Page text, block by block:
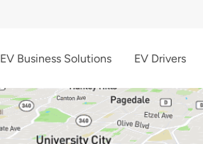
EV Business Solutions EV Drivers